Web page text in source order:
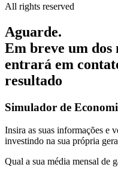
All rights reserved
Aguarde.
Em breve um dos
entrará em
resultado
Simulador de
Insira as suas informações e
investindo na sua própria
Qual a sua média mensal de